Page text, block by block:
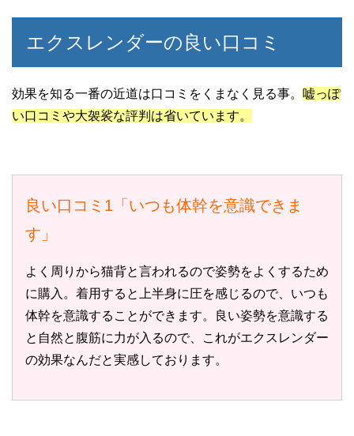
エクスレンダーの良い口コミ
効果を知る一番の近道は口コミをくまなく見る事。 嘘っぽ
い口コミや大袈裟な評判は省いています。
良い口コミ1「いつも体幹を意識できま
す」
よく周りから猫背と言われるので姿勢をよくするため
に購入。着用すると上半身に圧を感じるので、いつも
体幹を意識することができます。良い姿勢を意識する
と自然と腹筋に力が入るので、これがエクスレンダー
の効果なんだと実感しております。